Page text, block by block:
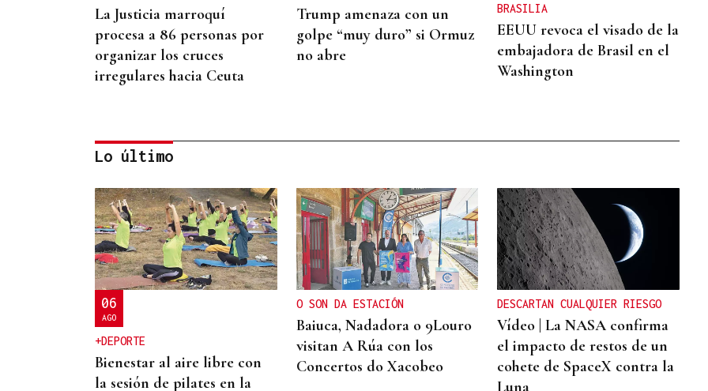
La Justicia marroquí
procesa a 86 personas por
organizar los cruces
irregulares hacia Ceuta
Trump amenaza con un
golpe “muy duro” si Ormuz
no abre
BRASILIA
EEUU revoca el visado de la
embajadora de Brasil en el
Washington
NEGOCIACIÓN
Estados Unidos ve posible
llegar a un acuerdo
inminente con Irán
Lo último
06
AGO
+DEPORTE
Bienestar al aire libre con
la sesión de pilates en la
O SON DA ESTACIÓN
Baiuca, Nadadora o 9Louro
visitan A Rúa con los
Concertos do Xacobeo
DESCARTAN CUALQUIER RIESGO
Vídeo | La NASA confirma
el impacto de restos de un
cohete de SpaceX contra la